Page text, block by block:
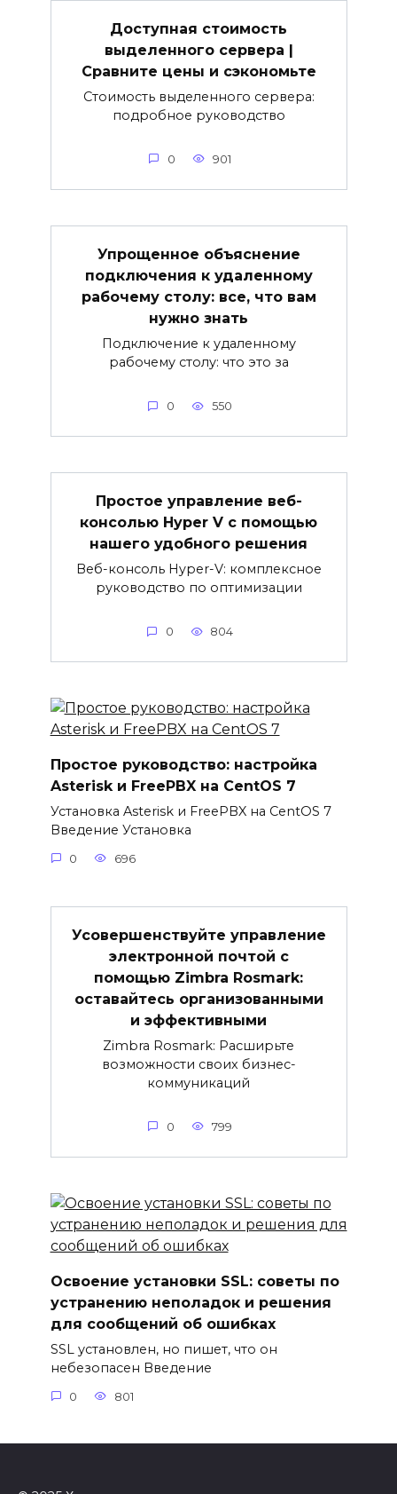
Доступная стоимость
выделенного сервера |
Сравните цены и сэкономьте
Стоимость выделенного сервера:
подробное руководство
0 901
Упрощенное объяснение
подключения к удаленному
рабочему столу: все, что вам
нужно знать
Подключение к удаленному
рабочему столу: что это за
0 550
Простое управление веб-
консолью Hyper V с помощью
нашего удобного решения
Веб-консоль Hyper-V: комплексное
руководство по оптимизации
0 804
Простое руководство: настройка
Asterisk и FreePBX на CentOS 7
Установка Asterisk и FreePBX на CentOS 7
Введение Установка
0 696
Усовершенствуйте управление
электронной почтой с
помощью Zimbra Rosmark:
оставайтесь организованными
и эффективными
Zimbra Rosmark: Расширьте
возможности своих бизнес-
коммуникаций
0 799
Освоение установки SSL: советы по
устранению неполадок и решения
для сообщений об ошибках
SSL установлен, но пишет, что он
небезопасен Введение
0 801